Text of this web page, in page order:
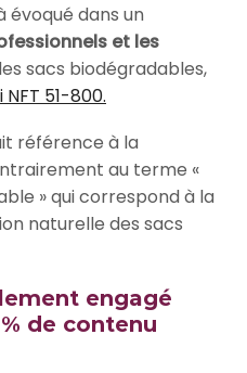
évoqué dans un
et les
sacs biodégradables,
NFT 51-800.
référence à la
au terme «
» qui correspond à la
naturelle des sacs
engagé
de contenu